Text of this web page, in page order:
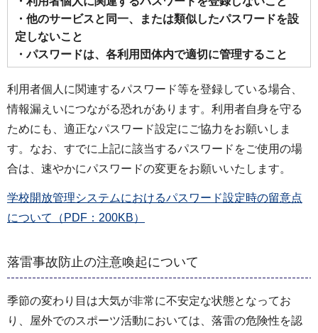
・他のサービスと同一、または類似したパスワードを設
定しないこと
・パスワードは、各利用団体内で適切に管理すること
利用者個人に関連するパスワード等を登録している場合、
情報漏えいにつながる恐れがあります。利用者自身を守る
ためにも、適正なパスワード設定にご協力をお願いしま
す。なお、すでに上記に該当するパスワードをご使用の場
合は、速やかにパスワードの変更をお願いいたします。
学校開放管理システムにおけるパスワード設定時の留意点
について（PDF：200KB）
落雷事故防止の注意喚起について
季節の変わり目は大気が非常に不安定な状態となってお
り、屋外でのスポーツ活動においては、落雷の危険性を認